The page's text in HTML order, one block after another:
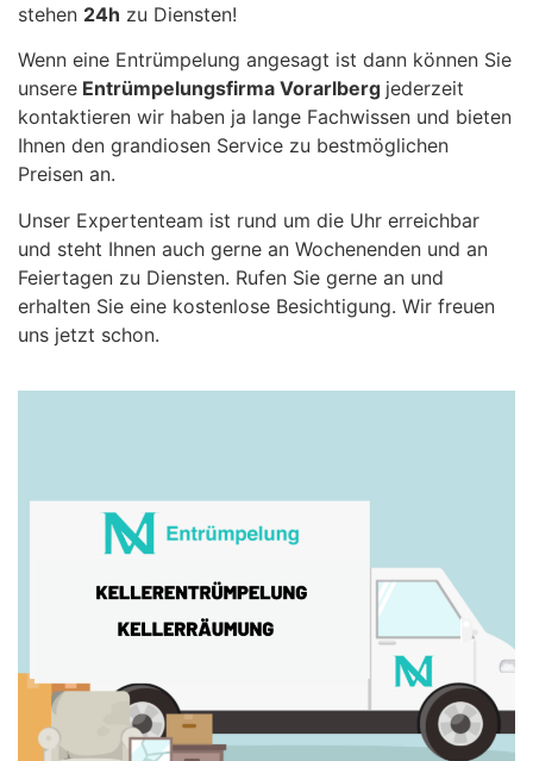
stehen 24h zu Diensten!
Wenn eine Entrümpelung angesagt ist dann können Sie
unsere Entrümpelungsfirma Vorarlberg jederzeit
kontaktieren wir haben ja lange Fachwissen und bieten
Ihnen den grandiosen Service zu bestmöglichen
Preisen an.
Unser Expertenteam ist rund um die Uhr erreichbar
und steht Ihnen auch gerne an Wochenenden und an
Feiertagen zu Diensten. Rufen Sie gerne an und
erhalten Sie eine kostenlose Besichtigung. Wir freuen
uns jetzt schon.